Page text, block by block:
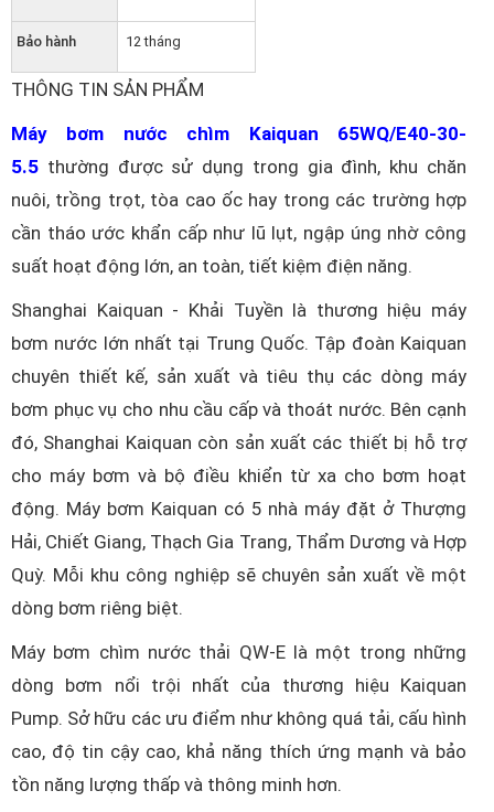
Bảo hành 12 tháng
THÔNG TIN SẢN PHẨM
Máy bơm nước chìm Kaiquan 65WQ/E40-30-
5.5 thường được sử dụng trong gia đình, khu chăn
nuôi, trồng trọt, tòa cao ốc hay trong các trường hợp
cần tháo ước khẩn cấp như lũ lụt, ngập úng nhờ công
suất hoạt động lớn, an toàn, tiết kiệm điện năng.
Shanghai Kaiquan - Khải Tuyền là thương hiệu máy
bơm nước lớn nhất tại Trung Quốc. Tập đoàn Kaiquan
chuyên thiết kế, sản xuất và tiêu thụ các dòng máy
bơm phục vụ cho nhu cầu cấp và thoát nước. Bên cạnh
đó, Shanghai Kaiquan còn sản xuất các thiết bị hỗ trợ
cho máy bơm và bộ điều khiển từ xa cho bơm hoạt
động. Máy bơm Kaiquan có 5 nhà máy đặt ở Thượng
Hải, Chiết Giang, Thạch Gia Trang, Thẩm Dương và Hợp
Quỳ. Mỗi khu công nghiệp sẽ chuyên sản xuất về một
dòng bơm riêng biệt.
Máy bơm chìm nước thải QW-E là một trong những
dòng bơm nổi trội nhất của thương hiệu Kaiquan
Pump. Sở hữu các ưu điểm như không quá tải, cấu hình
cao, độ tin cậy cao, khả năng thích ứng mạnh và bảo
tồn năng lượng thấp và thông minh hơn.